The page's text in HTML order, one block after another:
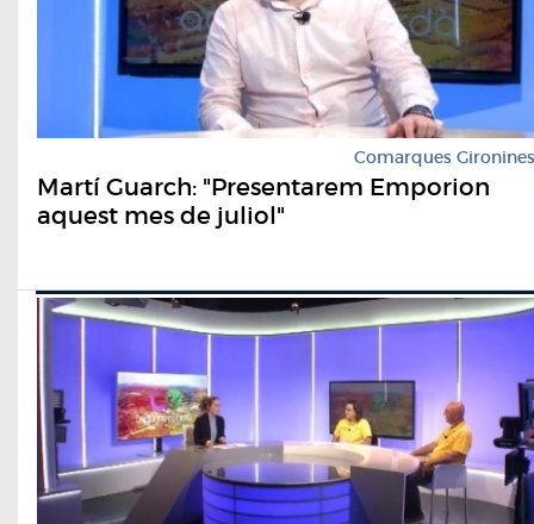
Comarques Gironines
Martí Guarch: "Presentarem Emporion
aquest mes de juliol"